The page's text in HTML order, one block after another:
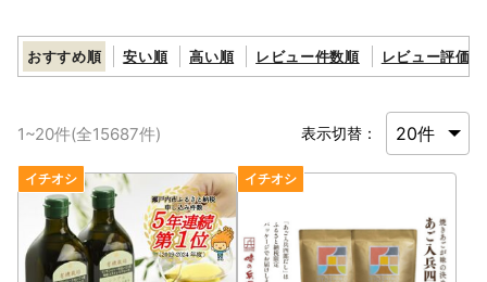
おすすめ順 安い順 高い順 レビュー件数順 レビュー評価順
1~20件(全15687件) 表示切替：